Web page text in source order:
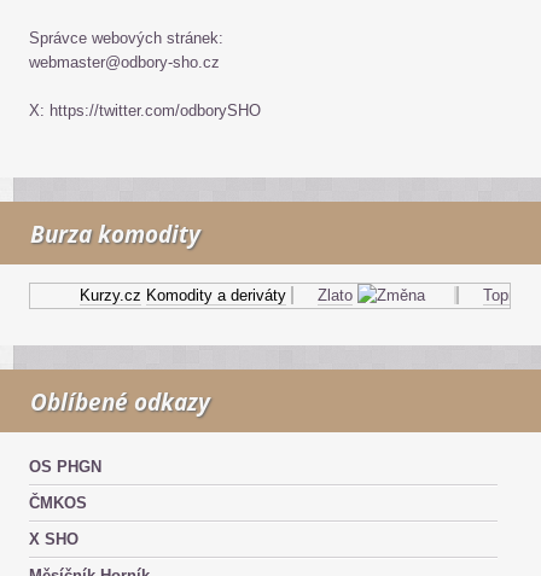
Správce webových stránek:
webmaster@odbory-sho.cz
X: https://twitter.com/odborySHO
Burza komodity
Kurzy.cz Komodity a deriváty Zlato Topný olej
Oblíbené odkazy
OS PHGN
ČMKOS
X SHO